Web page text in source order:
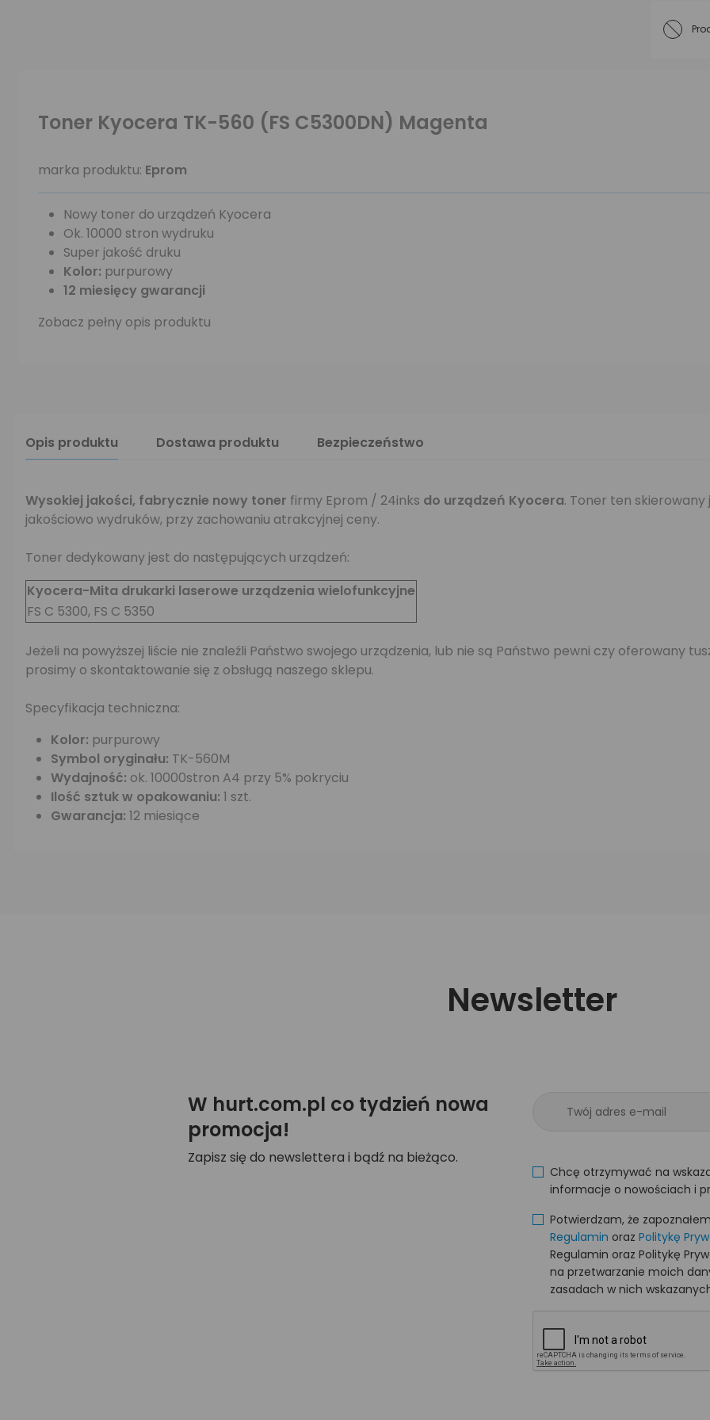
Toner Kyocera TK-560 (FS C5300DN) Magenta
marka produktu: Eprom
Nowy toner do urządzeń Kyocera
Ok. 10000 stron wydruku
Super jakość druku
Kolor: purpurowy
12 miesięcy gwarancji
Zobacz pełny opis produktu
Opis produktu Dostawa produktu Bezpieczeństwo
Wysokiej jakości, fabrycznie nowy toner firmy Eprom / 24inks do urządzeń Kyocera. Toner ten skierowany
jakościowo wydruków, przy zachowaniu atrakcyjnej ceny.
Toner dedykowany jest do następujących urządzeń:
Kyocera-Mita drukarki laserowe urządzenia wielofunkcyjne
FS C 5300, FS C 5350
Jeżeli na powyższej liście nie znaleźli Państwo swojego urządzenia, lub nie są Państwo pewni czy oferowany
prosimy o skontaktowanie się z obsługą naszego sklepu.
Specyfikacja techniczna:
Kolor: purpurowy
Symbol oryginału: TK-560M
Wydajność: ok. 10000stron A4 przy 5% pokryciu
Ilość sztuk w opakowaniu: 1 szt.
Gwarancja: 12 miesiące
Newsletter
W hurt.com.pl co tydzień nowa
promocja!
Zapisz się do newslettera i bądź na bieżąco.
Chcę otrzymywać na
informacje o nowościach i
Potwierdzam, że
Regulamin oraz Politykę
Regulamin oraz Politykę
na przetwarzanie moich
zasadach w nich